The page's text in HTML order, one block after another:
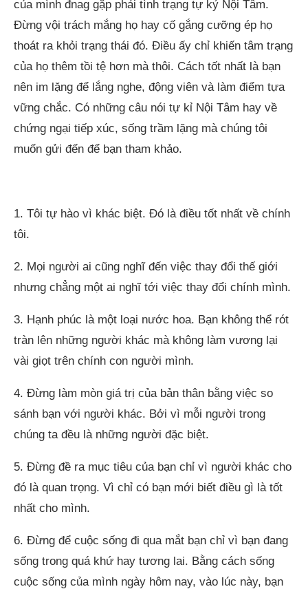
của mình đnag gặp phải tình trạng tự kỷ Nội Tâm.
Đừng vội trách mắng họ hay cố gắng cưỡng ép họ
thoát ra khỏi trạng thái đó. Điều ấy chỉ khiến tâm trạng
của họ thêm tồi tệ hơn mà thôi. Cách tốt nhất là bạn
nên im lặng để lắng nghe, động viên và làm điểm tựa
vững chắc. Có những câu nói tự kỉ Nội Tâm hay về
chứng ngại tiếp xúc, sống trầm lặng mà chúng tôi
muốn gửi đến để bạn tham khảo.
1. Tôi tự hào vì khác biệt. Đó là điều tốt nhất về chính
tôi.
2. Mọi người ai cũng nghĩ đến việc thay đổi thế giới
nhưng chẳng một ai nghĩ tới việc thay đổi chính mình.
3. Hạnh phúc là một loại nước hoa. Bạn không thể rót
tràn lên những người khác mà không làm vương lại
vài giọt trên chính con người mình.
4. Đừng làm mòn giá trị của bản thân bằng việc so
sánh bạn với người khác. Bởi vì mỗi người trong
chúng ta đều là những người đặc biệt.
5. Đừng đề ra mục tiêu của bạn chỉ vì người khác cho
đó là quan trọng. Vì chỉ có bạn mới biết điều gì là tốt
nhất cho mình.
6. Đừng để cuộc sống đi qua mắt bạn chỉ vì bạn đang
sống trong quá khứ hay tương lai. Bằng cách sống
cuộc sống của mình ngày hôm nay, vào lúc này, bạn